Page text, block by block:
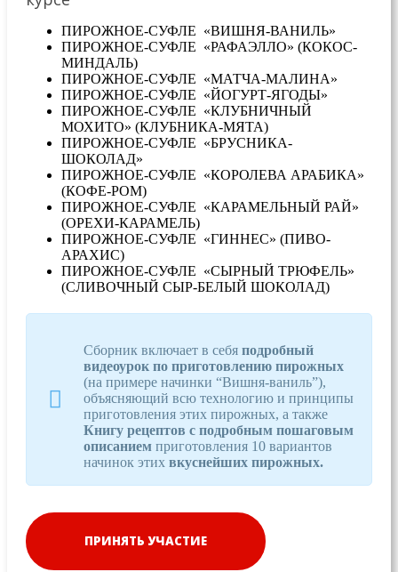
ПИРОЖНОЕ-СУФЛЕ «ВИШНЯ-ВАНИЛЬ»
ПИРОЖНОЕ-СУФЛЕ «РАФАЭЛЛО» (КОКОС-
МИНДАЛЬ)
ПИРОЖНОЕ-СУФЛЕ «МАТЧА-МАЛИНА»
ПИРОЖНОЕ-СУФЛЕ «ЙОГУРТ-ЯГОДЫ»
ПИРОЖНОЕ-СУФЛЕ «КЛУБНИЧНЫЙ
МОХИТО» (КЛУБНИКА-МЯТА)
ПИРОЖНОЕ-СУФЛЕ «БРУСНИКА-
ШОКОЛАД»
ПИРОЖНОЕ-СУФЛЕ «КОРОЛЕВА АРАБИКА»
(КОФЕ-РОМ)
ПИРОЖНОЕ-СУФЛЕ «КАРАМЕЛЬНЫЙ РАЙ»
(ОРЕХИ-КАРАМЕЛЬ)
ПИРОЖНОЕ-СУФЛЕ «ГИННЕС» (ПИВО-
АРАХИС)
ПИРОЖНОЕ-СУФЛЕ «СЫРНЫЙ ТРЮФЕЛЬ»
(СЛИВОЧНЫЙ СЫР-БЕЛЫЙ ШОКОЛАД)
Сборник включает в себя подробный
видеоурок по приготовлению пирожных
(на примере начинки “Вишня-ваниль”),
объясняющий всю технологию и принципы
приготовления этих пирожных, а также
Книгу рецептов с подробным пошаговым
описанием приготовления 10 вариантов
начинок этих вкуснейших пирожных.
ПРИНЯТЬ УЧАСТИЕ